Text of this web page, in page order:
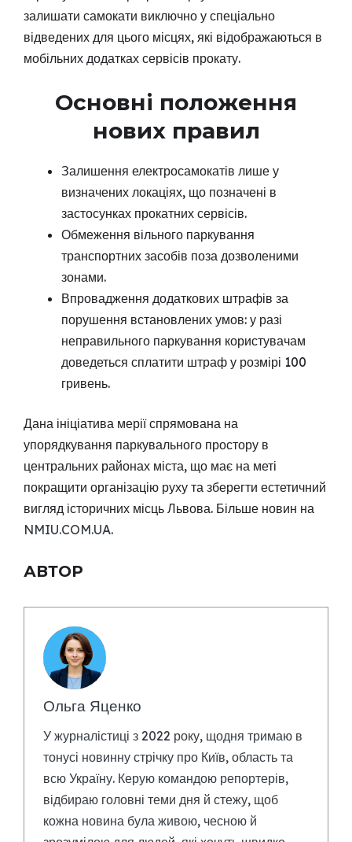
залишати самокати виключно у спеціально
відведених для цього місцях, які відображаються в
мобільних додатках сервісів прокату.
Основні положення
нових правил
Залишення електросамокатів лише у
визначених локаціях, що позначені в
застосунках прокатних сервісів.
Обмеження вільного паркування
транспортних засобів поза дозволеними
зонами.
Впровадження додаткових штрафів за
порушення встановлених умов: у разі
неправильного паркування користувачам
доведеться сплатити штраф у розмірі 100
гривень.
Дана ініціатива мерії спрямована на
упорядкування паркувального простору в
центральних районах міста, що має на меті
покращити організацію руху та зберегти естетичний
вигляд історичних місць Львова. Більше новин на
NMIU.COM.UA.
АВТОР
Ольга Яценко
У журналістиці з 2022 року, щодня тримаю в
тонусі новинну стрічку про Київ, область та
всю Україну. Керую командою репортерів,
відбираю головні теми дня й стежу, щоб
кожна новина була живою, чесною й